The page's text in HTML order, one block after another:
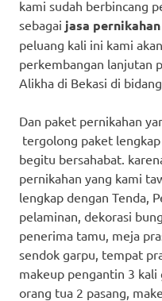
kami sudah berbincang
sebagai jasa
peluang kali ini kami
perkembangan lanjutan
Alikha di Bekasi di
Dan paket pernikahan
tergolong paket
begitu bersahabat.
pernikahan yang kami
lengkap dengan Tenda,
pelaminan, dekorasi
penerima tamu, meja
sendok garpu, tempat
makeup pengantin 3 kali
orang tua 2 pasang,